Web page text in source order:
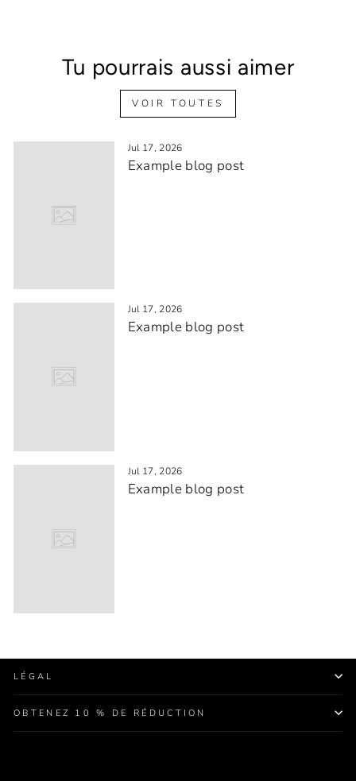
Tu pourrais aussi aimer
VOIR TOUTES
Jul 17, 2026
Example blog post
Jul 17, 2026
Example blog post
Jul 17, 2026
Example blog post
LÉGAL
OBTENEZ 10 % DE RÉDUCTION